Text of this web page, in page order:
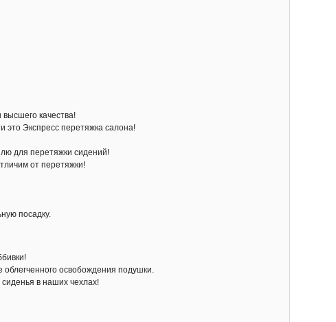
качества!
это Экспресс перетяжка салона!
для перетяжки сидений!
от перетяжки!
посадку.
освобождения подушки.
в наших чехлах!